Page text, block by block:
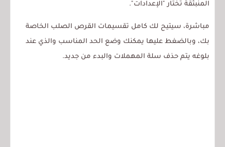
المنبثقة تختار "الإعدادات".
مباشرة، سيتيح لك كامل تقسيمات القرص الصلب الخاصة
بك، وبالضغط عليها يمكنك وضع الحد المناسب والذي عند
بلوغه يتم حذف سلة المهملات والبدء من جديد.